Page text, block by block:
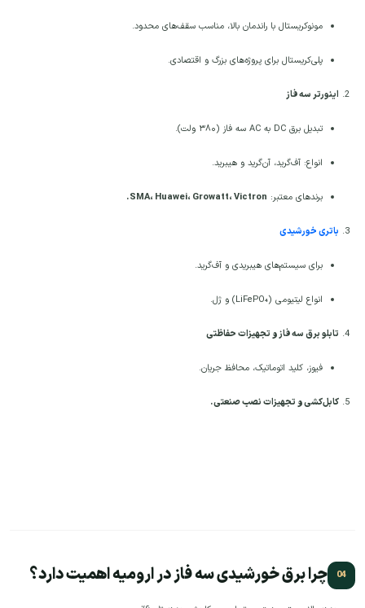
مونوکریستال با راندمان بالا، مناسب سقف‌های محدود.
پلی‌کریستال برای پروژه‌های بزرگ و اقتصادی.
اینورتر سه فاز
تبدیل برق DC به AC سه فاز (۳۸۰ ولت).
انواع: آف‌گرید، آن‌گرید و هیبرید.
برندهای معتبر: SMA، Huawei، Growatt، Victron.
باتری خورشیدی
برای سیستم‌های هیبریدی و آف‌گرید.
انواع لیتیومی (LiFePO₄) و ژل.
تابلو برق سه فاز و تجهیزات حفاظتی
فیوز، کلید اتوماتیک، محافظ جریان.
کابل‌کشی و تجهیزات نصب صنعتی.
چرا برق خورشیدی سه فاز در ارومیه اهمیت دارد؟